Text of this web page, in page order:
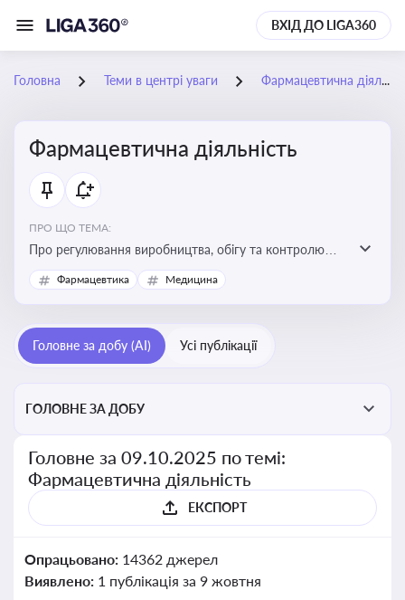
ВХІД ДО LIGA360
Головна Теми в центрі уваги Фармацевтична діяльність
Фармацевтична діяльність
ПРО ЩО ТЕМА:
Про регулювання виробництва, обігу та контролю
лікарських засобів для легальної роботи компаній та
аптек, з дотриманням стандартів якості та безпеки
Фармацевтика Медицина
Головне за добу (AI) Усі публікації
ГОЛОВНЕ ЗА ДОБУ
Головне за 09.10.2025 по темі:
Фармацевтична діяльність
ЕКСПОРТ
Опрацьовано: 14362 джерел
Виявлено: 1 публікація за 9 жовтня